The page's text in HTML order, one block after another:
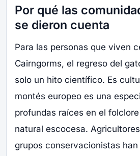
Por qué las
se dieron cuenta
Para las personas que viven
Cairngorms, el regreso del
solo un hito científico. Es
montés europeo es una
profundas raíces en el
natural escocesa.
grupos conservacionistas